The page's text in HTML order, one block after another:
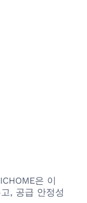
은 이
, 공급 안정성